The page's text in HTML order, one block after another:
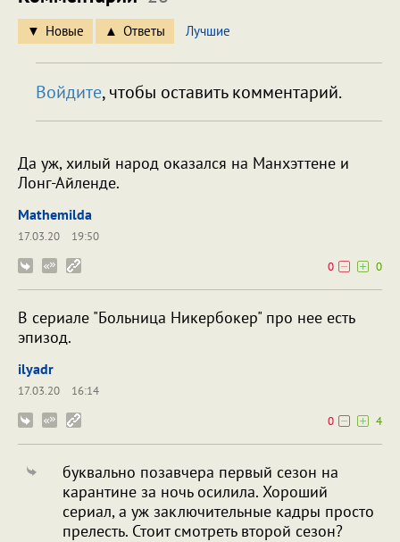
Новые Ответы Лучшие
Войдите, чтобы оставить комментарий.
Да уж, хилый народ оказался на Манхэттене и
Лонг-Айленде.
Mathemilda
17.03.20
19:50
0
0
В сериале "Больница Никербокер" про нее есть
эпизод.
ilyadr
17.03.20
16:14
0
4
буквально позавчера первый сезон на
карантине за ночь осилила. Хороший
сериал, а уж заключительные кадры просто
прелесть. Стоит смотреть второй сезон?